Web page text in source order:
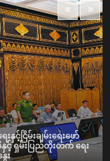
ငြိမ်းချမ်းရေးဖော်
င့် ရှမ်းပြည်တိုးတက် ရေး
း